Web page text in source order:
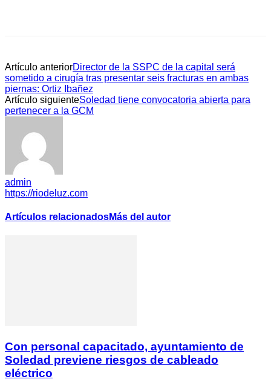
Artículo anteriorDirector de la SSPC de la capital será
sometido a cirugía tras presentar seis fracturas en ambas
piernas: Ortiz Ibañez
Artículo siguienteSoledad tiene convocatoria abierta para
pertenecer a la GCM
admin
https://riodeluz.com
Artículos relacionadosMás del autor
Con personal capacitado, ayuntamiento de
Soledad previene riesgos de cableado
eléctrico